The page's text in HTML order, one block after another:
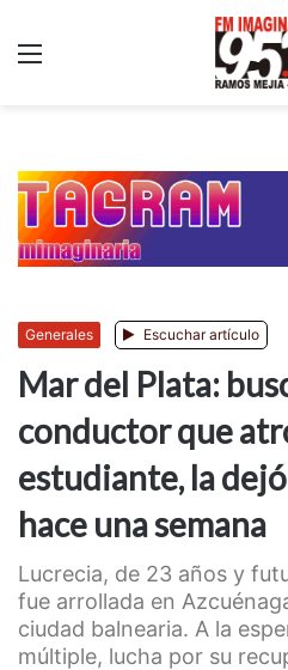
Generales Escuchar artículo
Mar del Plata:
conductor que
estudiante, la
hace una semana
Lucrecia, de 23 años y
fue arrollada en
ciudad balnearia. A la
múltiple, lucha por su